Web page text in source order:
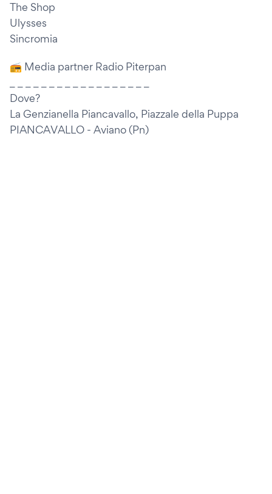
The Shop
Ulysses
Sincromia
📻 Media partner Radio Piterpan
Dove?
La Genzianella Piancavallo, Piazzale della Puppa
PIANCAVALLO - Aviano (Pn)